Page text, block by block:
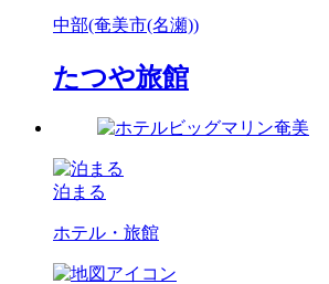
中部(奄美市(名瀬))
たつや旅館
泊まる
ホテル・旅館